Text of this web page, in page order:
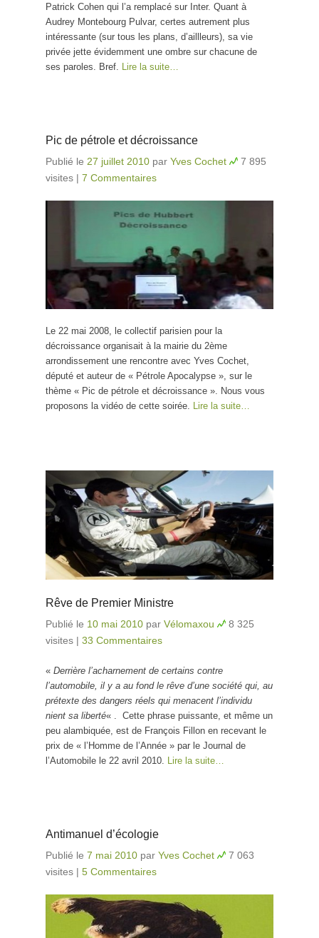
Patrick Cohen qui l’a remplacé sur Inter. Quant à
Audrey Montebourg Pulvar, certes autrement plus
intéressante (sur tous les plans, d’aillleurs), sa vie
privée jette évidemment une ombre sur chacune de
ses paroles. Bref.
Lire la suite…
Pic de pétrole et décroissance
Publié le 27 juillet 2010 par Yves Cochet
7 895
visites | 7 Commentaires
Le 22 mai 2008, le collectif parisien pour la
décroissance organisait à la mairie du 2ème
arrondissement une rencontre avec Yves Cochet,
député et auteur de « Pétrole Apocalypse », sur le
thème « Pic de pétrole et décroissance ». Nous vous
proposons la vidéo de cette soirée. Lire la suite…
Rêve de Premier Ministre
Publié le 10 mai 2010 par Vélomaxou
8 325
visites | 33 Commentaires
« Derrière l’acharnement de certains contre
l’automobile, il y a au fond le rêve d’une société qui, au
prétexte des dangers réels qui menacent l’individu
nient sa liberté« . Cette phrase puissante, et même un
peu alambiquée, est de François Fillon en recevant le
prix de « l’Homme de l’Année » par le Journal de
l’Automobile le 22 avril 2010. Lire la suite…
Antimanuel d’écologie
Publié le 7 mai 2010 par Yves Cochet
7 063
visites | 5 Commentaires